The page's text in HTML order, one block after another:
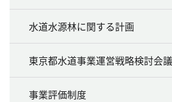
水道水源林に関する計画
東京都水道事業運営戦略検討会議
事業評価制度